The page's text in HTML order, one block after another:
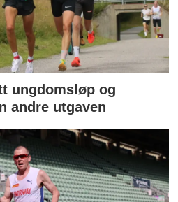
ungdomsløp og
andre utgaven